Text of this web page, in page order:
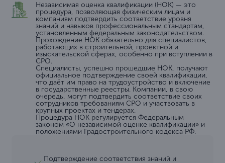
Независимая оценка квалификации (НОК) — это
процедура, позволяющая физическим лицам и
компаниям подтвердить соответствие уровня
знаний и навыков профессиональным стандартам,
установленным федеральным законодательством.
Прохождение НОК обязательно для специалистов,
работающих в строительной, проектной и
изыскательской сферах, особенно при вступлении в
СРО.
Специалисты, успешно прошедшие НОК, получают
официальное подтверждение своей квалификации,
что даёт им право на трудоустройство и включение
в государственные реестры. Компании, в свою
очередь, могут подтвердить соответствие своих
сотрудников требованиям СРО и участвовать в
крупных проектах и тендерах.
Процедура НОК регулируется Федеральным
законом «О независимой оценке квалификации» и
положениями Градостроительного кодекса РФ.
Подтверждение соответствия знаний и